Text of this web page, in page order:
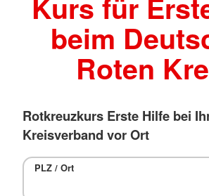
Kurs für
beim
Roten
Rotkreuzkurs Erste Hilfe bei
Kreisverband vor Ort
PLZ / Ort